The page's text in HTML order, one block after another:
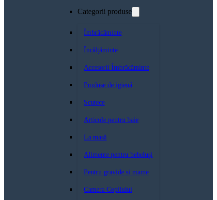
Categorii produse
Îmbrăcăminte
Încălțăminte
Accesorii Îmbrăcăminte
Produse de igienă
Scutece
Articole pentru baie
La masă
Alimente pentru bebeluși
Pentru gravide si mame
Camera Copilului